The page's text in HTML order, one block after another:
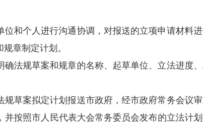
，负责提出修改或废止建议并起草修改
立法工作所需经费，要列入市本级财政预
月31日前向各县区政府、经济区管委会，
草案和规章立法计划项目，并通过市政